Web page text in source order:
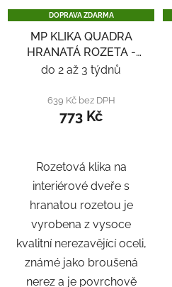
DOPRAVA ZDARMA
MP KLIKA QUADRA
HRANATÁ ROZETA -
NEREZ
do 2 až 3 týdnů
639 Kč bez DPH
773 Kč
Rozetová klika na
interiérové ​​dveře s
hranatou rozetou je
vyrobena z vysoce
kvalitní nerezavějící oceli,
známé jako broušená
nerez a je povrchově